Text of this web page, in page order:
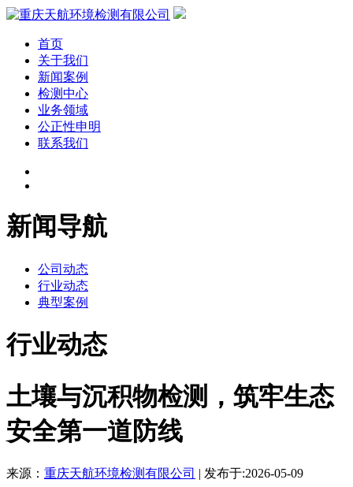
首页
关于我们
新闻案例
检测中心
业务领域
公正性申明
联系我们
新闻导航
公司动态
行业动态
典型案例
行业动态
土壤与沉积物检测，筑牢生态
安全第一道防线
来源： 重庆天航环境检测有限公司 | 发布于:2026-05-09